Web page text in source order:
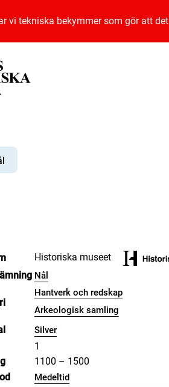
vi tekniska bekymmer som gör att
Historiska museet
Nål
Hantverk och redskap
Arkeologisk samling
Silver
1
1100 – 1500
Medeltid